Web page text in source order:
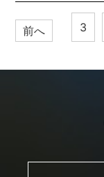
前へ 3